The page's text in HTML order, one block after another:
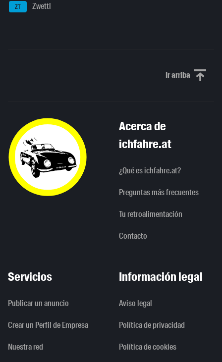
ZT Zwettl
Ir arribaScroll to
Acerca de
ichfahre.at
¿Qué es ichfahre.at?
Preguntas más frecuentes
Tu retroalimentación
Contacto
Servicios
Publicar un anuncio
Crear un Perfil de Empresa
Nuestra red
Información legal
Aviso legal
Política de privacidad
Política de cookies